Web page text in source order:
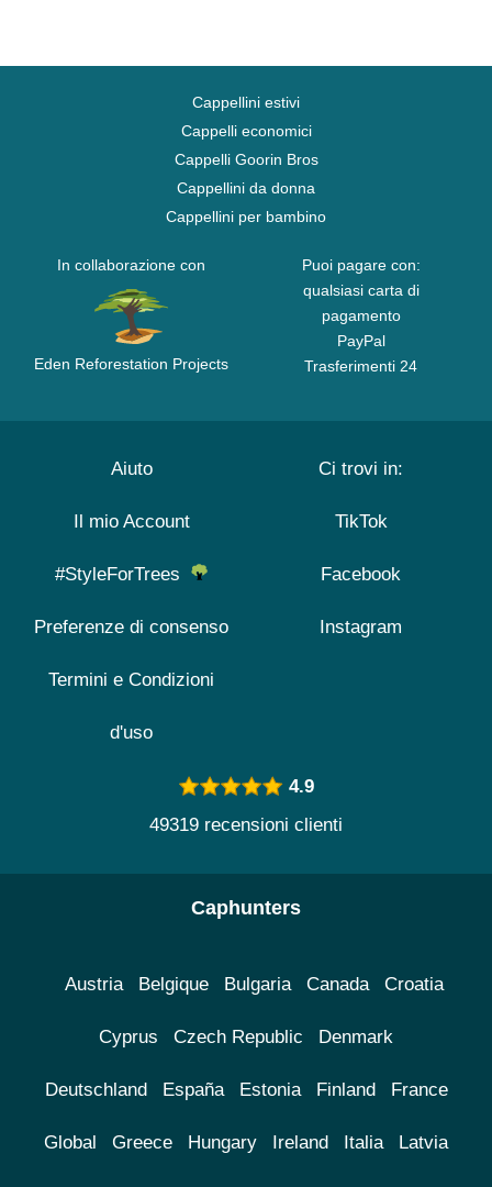
Cappellini estivi
Cappelli economici
Cappelli Goorin Bros
Cappellini da donna
Cappellini per bambino
In collaborazione con
Eden Reforestation Projects
Puoi pagare con:
qualsiasi carta di
pagamento
PayPal
Trasferimenti 24
Aiuto
Il mio Account
#StyleForTrees
Preferenze di consenso
Termini e Condizioni
d'uso
Ci trovi in:
TikTok
Facebook
Instagram
4.9
49319 recensioni clienti
Caphunters
Austria Belgique Bulgaria Canada Croatia
Cyprus Czech Republic Denmark
Deutschland España Estonia Finland France
Global Greece Hungary Ireland Italia Latvia